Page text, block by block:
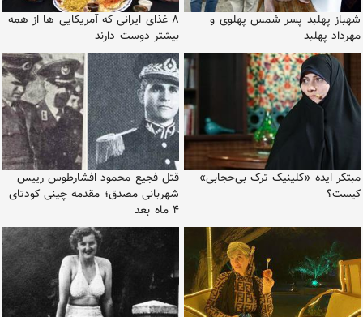
۸ غذای ایرانی که آمریکایی ها از همه
بیشتر دوست دارند
شهباز پهلبد پسر شمس پهلوی و
مهرداد پهلبد
قتل فجیع محمود افشارطوس رییس
شهربانی مصدق؛ مقدمه چینی کودتای
۴ ماه بعد
مبتکر ایده «کلینیک ترک بی‌حجابی»
کیست؟